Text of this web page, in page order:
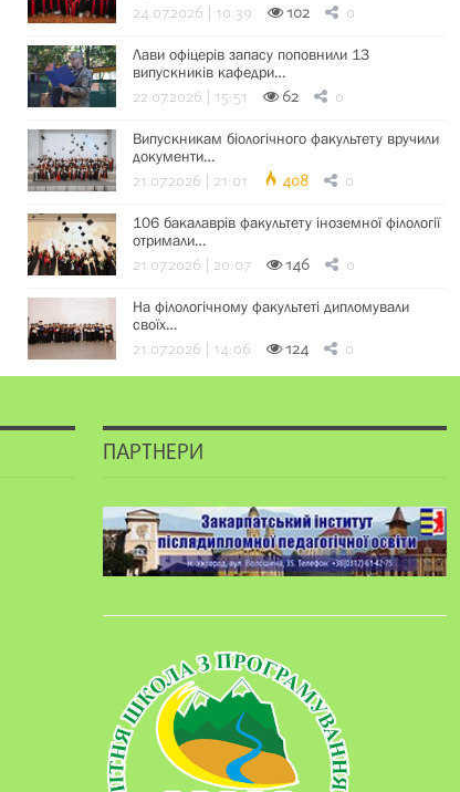
24.07.2026 | 10:39 102 0
Лави офіцерів запасу поповнили 13
випускників кафедри…
22.07.2026 | 15:51 62 0
Випускникам біологічного факультету вручили
документи…
21.07.2026 | 21:01 408 0
106 бакалаврів факультету іноземної філології
отримали…
21.07.2026 | 20:07 146 0
На філологічному факультеті дипломували
своїх…
21.07.2026 | 14:06 124 0
ПАРТНЕРИ